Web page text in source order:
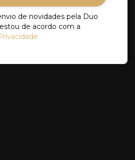
de novidades pela Duo
de acordo com a